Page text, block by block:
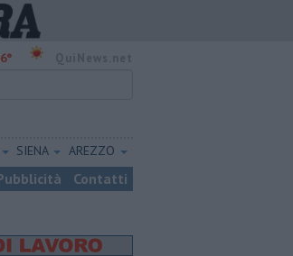
SIENA AREZZO
Contatti